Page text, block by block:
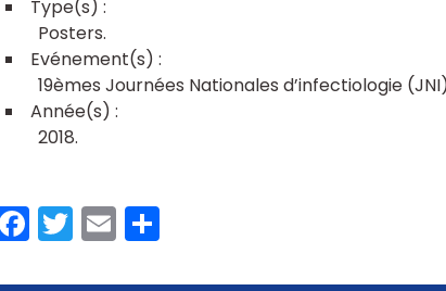
Posters
19èmes Journées Nationales d’infectiologie
2018
Facebook
Twitter
Email